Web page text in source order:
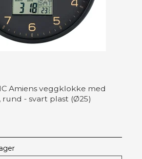
Amiens veggklokke med
rund - svart plast (Ø25)